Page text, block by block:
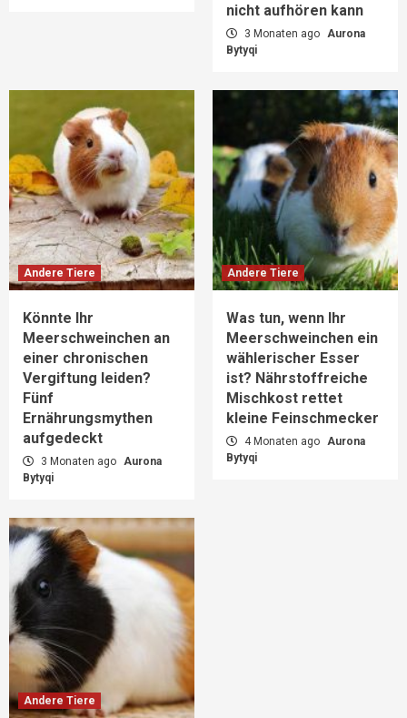
nicht aufhören kann
3 Monaten ago Aurona
Bytyqi
Andere Tiere
Könnte Ihr
Meerschweinchen an
einer chronischen
Vergiftung leiden?
Fünf
Ernährungsmythen
aufgedeckt
3 Monaten ago Aurona
Bytyqi
Andere Tiere
Was tun, wenn Ihr
Meerschweinchen ein
wählerischer Esser
ist? Nährstoffreiche
Mischkost rettet
kleine Feinschmecker
4 Monaten ago Aurona
Bytyqi
Andere Tiere